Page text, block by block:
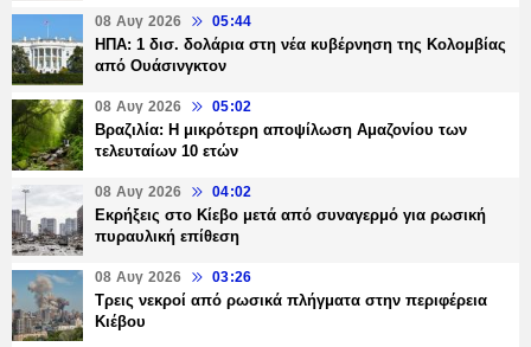
08 Αυγ 2026 05:44
ΗΠΑ: 1 δισ. δολάρια στη νέα κυβέρνηση της Κολομβίας
από Ουάσινγκτον
08 Αυγ 2026 05:02
Βραζιλία: Η μικρότερη αποψίλωση Αμαζονίου των
τελευταίων 10 ετών
08 Αυγ 2026 04:02
Εκρήξεις στο Κίεβο μετά από συναγερμό για ρωσική
πυραυλική επίθεση
08 Αυγ 2026 03:26
Τρεις νεκροί από ρωσικά πλήγματα στην περιφέρεια
Κιέβου